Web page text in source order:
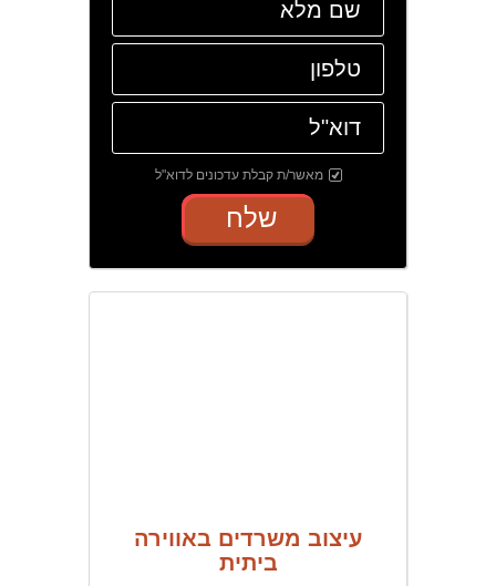
מאשר/ת קבלת עדכונים לדוא"ל
שלח
עיצוב משרדים באווירה
ביתית